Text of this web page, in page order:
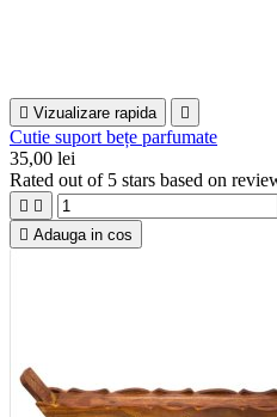
 Vizualizare rapida 
Cutie suport bețe parfumate
35,00 lei
Rated out of 5 stars based on
 
 Adauga in cos